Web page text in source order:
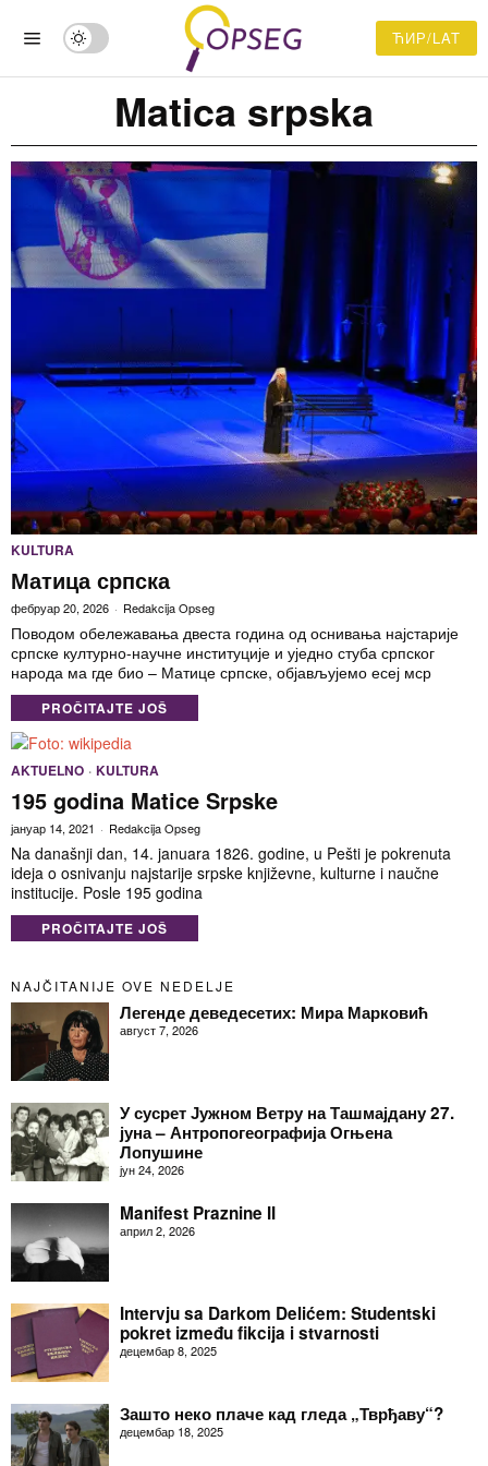
ЋИР/LAT
Matica srpska
KULTURA
Матица српска
фебруар 20, 2026 Redakcija Opseg
Поводом обележавања двеста година од оснивања најстарије
српске културно-научне институције и уједно стуба српског
народа ма где био – Матице српске, објављујемо есеј мср
PROČITAJTE JOŠ
AKTUELNO · KULTURA
195 godina Matice Srpske
јануар 14, 2021 Redakcija Opseg
Na današnji dan, 14. januara 1826. godine, u Pešti je pokrenuta
ideja o osnivanju najstarije srpske književne, kulturne i naučne
institucije. Posle 195 godina
PROČITAJTE JOŠ
NAJČITANIJE OVE NEDELJE
Легенде деведесетих: Мира Марковић
август 7, 2026
У сусрет Јужном Ветру на Ташмајдану 27.
јуна – Антропогеографија Огњена
Лопушине
јун 24, 2026
Manifest Praznine II
април 2, 2026
Intervju sa Darkom Delićem: Studentski
pokret između fikcija i stvarnosti
децембар 8, 2025
Зашто неко плаче кад гледа „Тврђаву“?
децембар 18, 2025